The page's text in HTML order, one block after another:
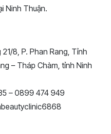
Ninh Thuận.
8, P. Phan Rang, Tỉnh
– Tháp Chàm, tỉnh Ninh
– 0899 474 949